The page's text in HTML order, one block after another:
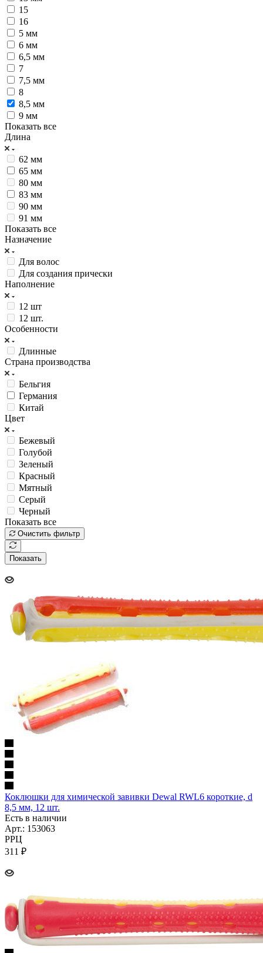
15
16
5 мм
6 мм
6,5 мм
7
7,5 мм
8
8,5 мм
9 мм
Показать все
Длина
62 мм
65 мм
80 мм
83 мм
90 мм
91 мм
Показать все
Назначение
Для волос
Для создания прически
Наполнение
12 шт
12 шт.
Особенности
Длинные
Страна производства
Бельгия
Германия
Китай
Цвет
Бежевый
Голубой
Зеленый
Красный
Мятный
Серый
Черный
Показать все
Очистить фильтр
Показать
Коклюшки для химической завивки Dewal RWL6 короткие, d
8,5 мм, 12 шт.
Есть в наличии
Арт.: 153063
РРЦ
311 ₽